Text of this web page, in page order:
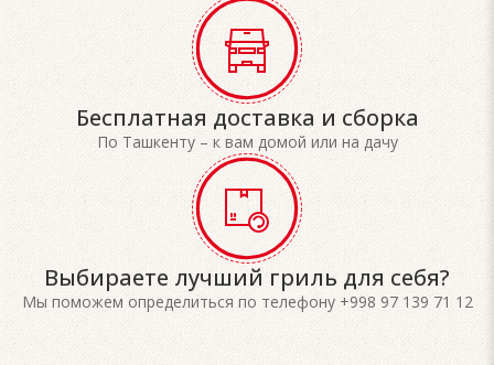
Бесплатная доставка и сборка
По Ташкенту – к вам домой или на дачу
Выбираете лучший гриль для себя?
Мы поможем определиться по телефону +998 97 139 71 12